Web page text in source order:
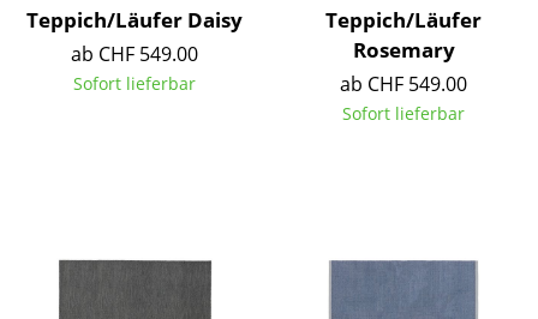
Accessoires
Uhren
Tabletts
Büroutensilien
Teppich/Läufer Daisy
ab CHF 549.00
Sofort lieferbar
Teppich/Läufer
Rosemary
ab CHF 549.00
Sofort lieferbar